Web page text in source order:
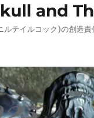
and
テイルコック)の創造